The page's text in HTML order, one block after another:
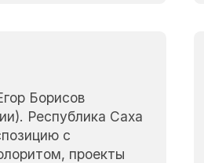
Борисов
Республика Саха
с
проекты